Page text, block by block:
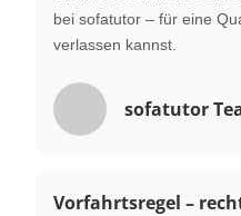
bei sofatutor – für eine
verlassen kannst.
sofatutor
Vorfahrtsregel –